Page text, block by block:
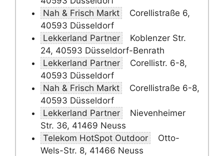
Nah & Frisch Markt
Corellistraße 6,
40593 Düsseldorf
Lekkerland Partner
Koblenzer Str.
24, 40593 Düsseldorf-Benrath
Lekkerland Partner
Corellistr. 6-8,
40593 Düsseldorf
Nah & Frisch Markt
Corellistraße 6-8,
40593 Düsseldorf
Lekkerland Partner
Nievenheimer
Str. 36, 41469 Neuss
Telekom HotSpot Outdoor
Otto-
Wels-Str. 8, 41466 Neuss